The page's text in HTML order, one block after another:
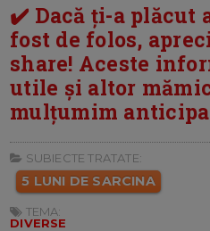
✔️ Dacă ți-a plăcut
fost de folos,
share! Aceste
utile și altor
mulțumim
SUBIECTE TRATATE:
5 LUNI DE SARCINA
TEMA:
DIVERSE